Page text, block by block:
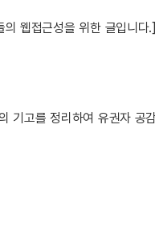
의 웹접근성을 위한 글입니다.]
기고를 정리하여 유권자 공